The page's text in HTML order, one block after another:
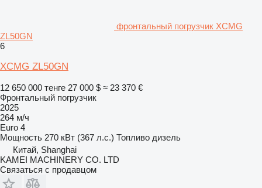
фронтальный погрузчик XCMG
ZL50GN
6
XCMG ZL50GN
12 650 000 тенге 27 000 $ ≈ 23 370 €
Фронтальный погрузчик
2025
264 м/ч
Euro 4
Мощность 270 кВт (367 л.с.) Топливо дизель
Китай, Shanghai
KAMEI MACHINERY CO. LTD
Связаться с продавцом